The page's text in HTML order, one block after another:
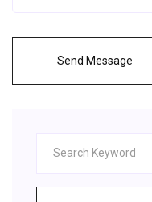
Send Message